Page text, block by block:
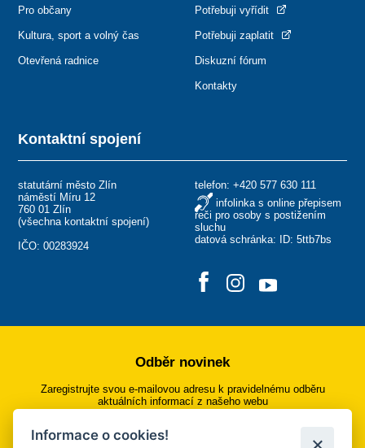
Kontaktní spojení
statutární město Zlín
náměstí Míru 12
760 01 Zlín
(všechna kontaktní spojení)
IČO: 00283924
telefon: +420 577 630 111
infolinka s online přepisem
řeči pro osoby s postižením
sluchu
datová schránka: ID: 5ttb7bs
Pro občany
Kultura, sport a volný čas
Otevřená radnice
Potřebuji vyřídit
Potřebuji zaplatit
Diskuzní fórum
Kontakty
Odběr novinek
Zaregistrujte svou e-mailovou adresu k pravidelnému odběru
aktuálních informací z našeho webu
Přihlásit se k odběru
Informace o cookies!